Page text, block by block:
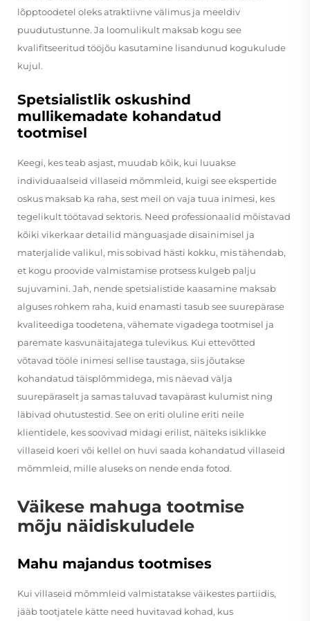
lõpptoodetel oleks atraktiivne välimus ja meeldiv
puudutustunne. Ja loomulikult maksab kogu see
kvalifitseeritud tööjõu kasutamine lisandunud kogukulude
kujul.
Spetsialistlik oskushind
mullikemadate kohandatud
tootmisel
Keegi, kes teab asjast, muudab kõik, kui luuakse
individuaalseid villaseid mõmmleid, kuigi see ekspertide
oskus maksab ka raha, sest meil on vaja tuua inimesi, kes
tegelikult töötavad sektoris. Need professionaalid mõistavad
kõiki vikerkaar detailid mänguasjade disainimisel ja
materjalide valikul, mis sobivad hästi kokku, mis tähendab,
et kogu proovide valmistamise protsess kulgeb palju
sujuvamini. Jah, nende spetsialistide kaasamine maksab
alguses rohkem raha, kuid enamasti tasub see suurepärase
kvaliteediga toodetena, vähemate vigadega tootmisel ja
paremate kasvunäitajatega tulevikus. Kui ettevõtted
võtavad tööle inimesi sellise taustaga, siis jõutakse
kohandatud täisplõmmidega, mis näevad välja
suurepäraselt ja samas taluvad tavapärast kulumist ning
läbivad ohutustestid. See on eriti oluline eriti neile
klientidele, kes soovivad midagi erilist, näiteks isiklikke
villaseid koeri või kellel on huvi saada kohandatud villaseid
mõmmleid, mille aluseks on nende enda fotod.
Väikese mahuga tootmise
mõju näidiskuludele
Mahu majandus tootmises
Kui villaseid mõmmleid valmistatakse väikestes partiidis,
jääb tootjatele kätte need huvitavad kohad, kus